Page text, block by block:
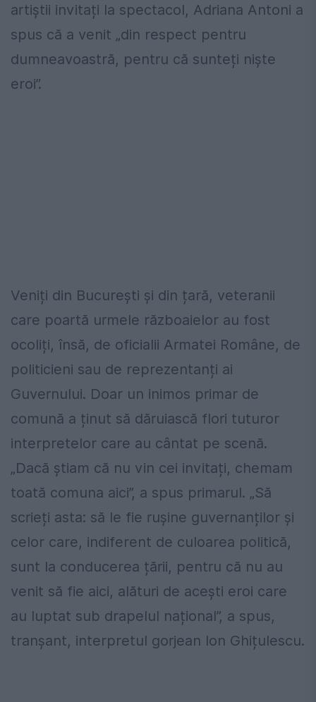
artiștii invitați la spectacol, Adriana Antoni a
spus că a venit „din respect pentru
dumneavoastră, pentru că sunteți niște
eroi”.
Veniți din București și din țară, veteranii
care poartă urmele războaielor au fost
ocoliți, însă, de oficialii Armatei Române, de
politicieni sau de reprezentanți ai
Guvernului. Doar un inimos primar de
comună a ținut să dăruiască flori tuturor
interpretelor care au cântat pe scenă.
„Dacă știam că nu vin cei invitați, chemam
toată comuna aici”, a spus primarul. „Să
scrieți asta: să le fie rușine guvernanților și
celor care, indiferent de culoarea politică,
sunt la conducerea țării, pentru că nu au
venit să fie aici, alături de acești eroi care
au luptat sub drapelul național”, a spus,
tranșant, interpretul gorjean Ion Ghițulescu.